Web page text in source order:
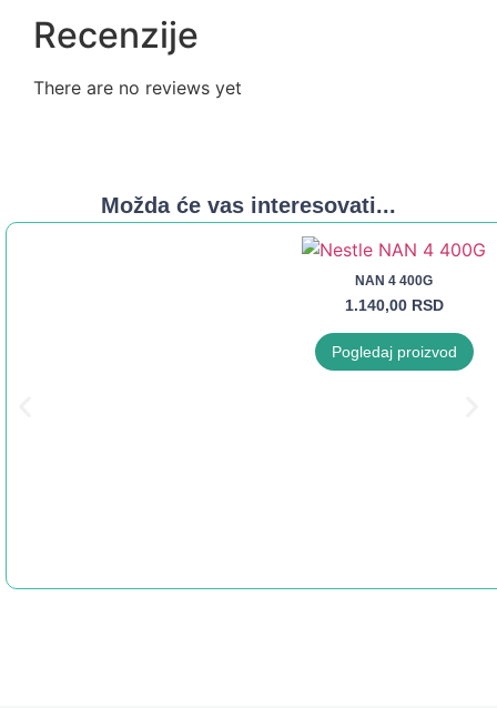
Recenzije
There are no reviews yet
Možda će vas interesovati...
NAN 4 400G
1.140,00 RSD
Pogledaj proizvod